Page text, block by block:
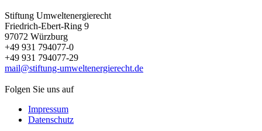
Stiftung Umweltenergierecht
Friedrich-Ebert-Ring 9
97072 Würzburg
+49 931 794077-0
+49 931 794077-29
mail@stiftung-umweltenergierecht.de
Folgen Sie uns auf
Impressum
Datenschutz